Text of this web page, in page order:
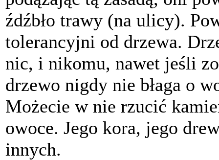
źdźbło trawy (na ulicy).
tolerancyjni od drzewa.
nic, i nikomu, nawet jeśli
drzewo nigdy nie błaga o
Możecie w nie rzucić
owoce. Jego kora, jego
innych.